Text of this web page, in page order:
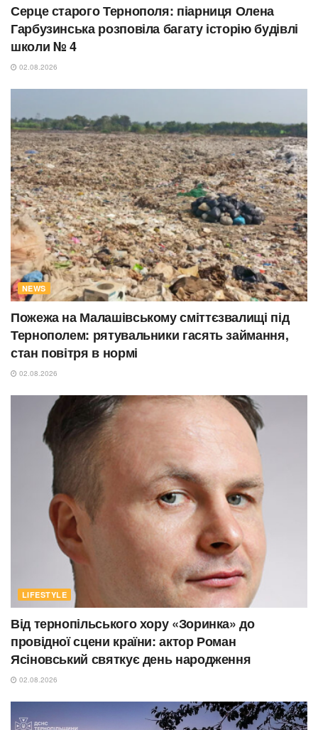
Серце старого Тернополя: піарниця Олена
Гарбузинська розповіла багату історію будівлі
школи № 4
02.08.2026
NEWS
Пожежа на Малашівському сміттєзвалищі під
Тернополем: рятувальники гасять займання,
стан повітря в нормі
02.08.2026
LIFESTYLE
Від тернопільського хору «Зоринка» до
провідної сцени країни: актор Роман
Ясіновський святкує день народження
02.08.2026